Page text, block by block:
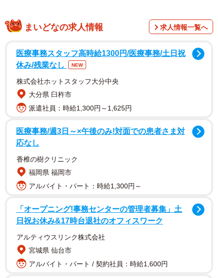
1/4
まいどなの求人情報 求人情報一覧へ
医療事務スタッフ高時給1300円/医療事務/土日祝
休み/残業なし
NEW
株式会社ホットスタッフ大分中央
大分県 臼杵市
派遣社員：時給1,300円～1,625円
医療事務/週3日～×午後のみ!対面での患者さま対
応なし
香椎の樹クリニック
福岡県 福岡市
アルバイト・パート：時給1,300円～
「オープニング!事務センターの管理者募集」土
日祝お休み&17時台退社のオフィスワーク
アルティウスリンク株式会社
宮城県 仙台市
アルバイト・パート / 契約社員：時給1,600円